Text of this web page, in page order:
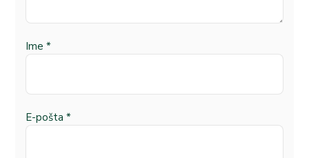
Ime *
E-pošta *